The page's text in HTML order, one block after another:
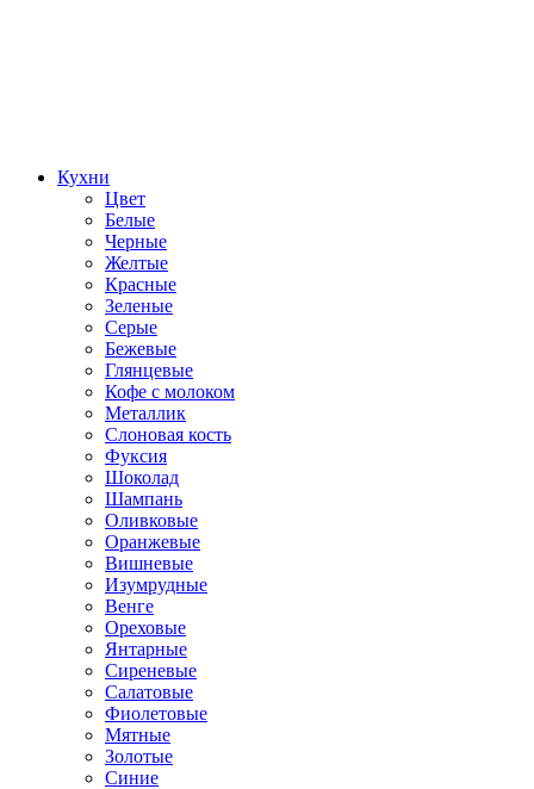
Кухни
Цвет
Белые
Черные
Желтые
Красные
Зеленые
Серые
Бежевые
Глянцевые
Кофе с молоком
Металлик
Слоновая кость
Фуксия
Шоколад
Шампань
Оливковые
Оранжевые
Вишневые
Изумрудные
Венге
Ореховые
Янтарные
Сиреневые
Салатовые
Фиолетовые
Мятные
Золотые
Синие